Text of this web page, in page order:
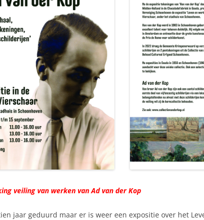
veiling van werken van Ad van der Kop
jaar geduurd maar er is weer een expositie over het